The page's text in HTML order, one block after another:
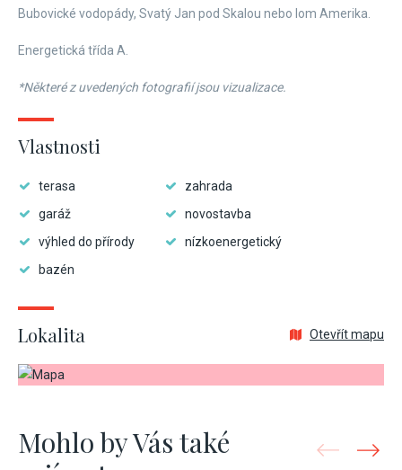
Bubovické vodopády, Svatý Jan pod Skalou nebo lom Amerika.
Energetická třída A.
*Některé z uvedených fotografií jsou vizualizace.
Vlastnosti
terasa
zahrada
garáž
novostavba
výhled do přírody
nízkoenergetický
bazén
Lokalita Otevřít mapu
Mohlo by Vás také